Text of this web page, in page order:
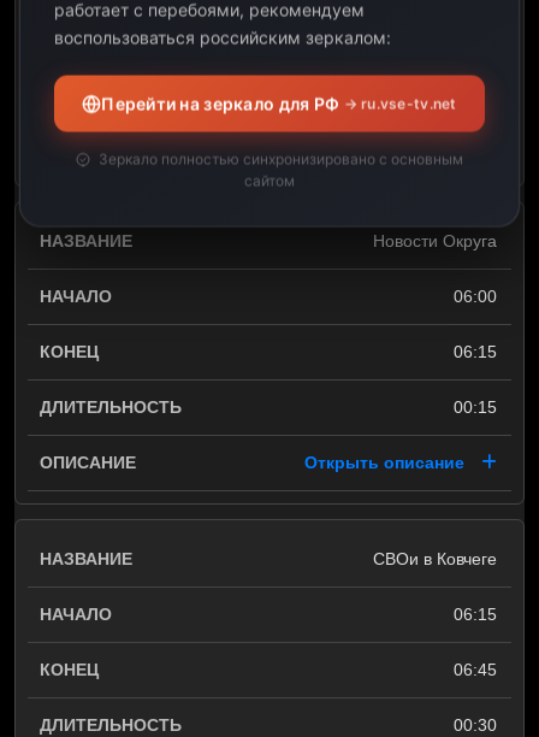
00:15
Открыть описание
Новости Округа
06:00
06:15
00:15
Открыть описание
СВОи в Ковчеге
06:15
06:45
00:30
работает с перебоями, рекомендуем
воспользоваться российским зеркалом:
Перейти на зеркало для РФ → ru.vse-tv.net
Зеркало полностью синхронизировано с основным
сайтом